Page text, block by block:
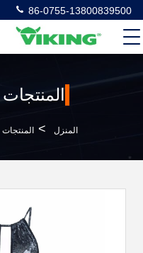
86-0755-13800839500
المنتجات
المنزل > المنتجات